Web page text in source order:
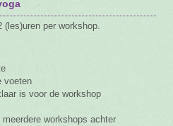
(les)uren per workshop.
voeten
is voor de workshop
workshops achter